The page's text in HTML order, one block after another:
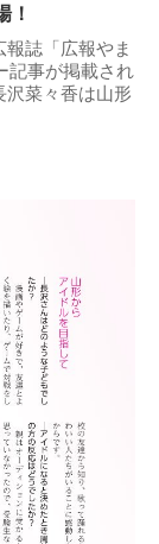
！
誌「広報やま
記事が掲載され
沢菜々香は山形